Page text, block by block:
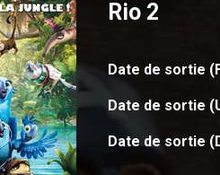
Rio 2
Date de sortie
Date de sortie
Date de sortie